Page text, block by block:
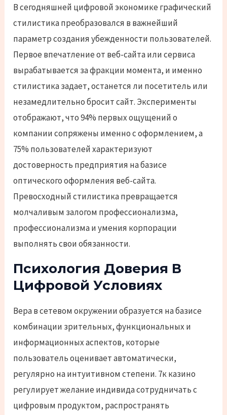
В сегодняшней цифровой экономике графический
стилистика преобразовался в важнейший
параметр создания убежденности пользователей.
Первое впечатление от веб-сайта или сервиса
вырабатывается за фракции момента, и именно
стилистика задает, останется ли посетитель или
незамедлительно бросит сайт. Эксперименты
отображают, что 94% первых ощущений о
компании сопряжены именно с оформлением, а
75% пользователей характеризуют
достоверность предприятия на базисе
оптического оформления веб-сайта.
Превосходный стилистика превращается
молчаливым залогом профессионализма,
профессионализма и умения корпорации
выполнять свои обязанности.
Психология Доверия В
Цифровой Условиях
Вера в сетевом окружении образуется на базисе
комбинации зрительных, функциональных и
информационных аспектов, которые
пользователь оценивает автоматически,
регулярно на интуитивном степени. 7к казино
регулирует желание индивида сотрудничать с
цифровым продуктом, распространять